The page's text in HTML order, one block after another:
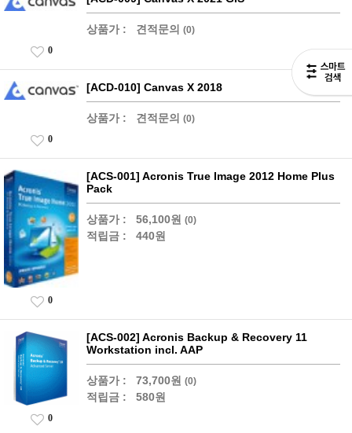
상품가 : 견적문의 (0)
0
[ACD-010] Canvas X 2018
상품가 : 견적문의 (0)
0
[ACS-001] Acronis True Image 2012 Home Plus
Pack
상품가 : 56,100원 (0)
적립금 : 440원
0
[ACS-002] Acronis Backup & Recovery 11
Workstation incl. AAP
상품가 : 73,700원 (0)
적립금 : 580원
0